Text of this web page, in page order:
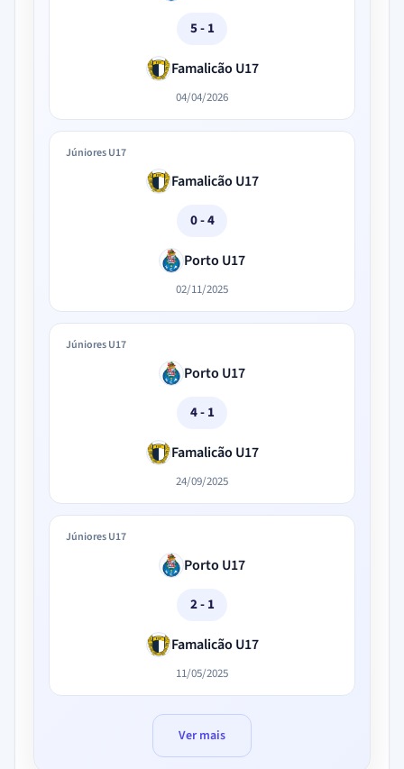
5 - 1
Famalicão U17
04/04/2026
Júniores U17
Famalicão U17
0 - 4
Porto U17
02/11/2025
Júniores U17
Porto U17
4 - 1
Famalicão U17
24/09/2025
Júniores U17
Porto U17
2 - 1
Famalicão U17
11/05/2025
Ver mais